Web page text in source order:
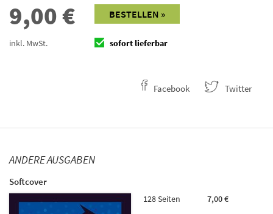
9,00€
inkl. MwSt.
BESTELLEN »
sofort lieferbar
Facebook Twitter
ANDERE AUSGABEN
Softcover
128 Seiten 7,00 €